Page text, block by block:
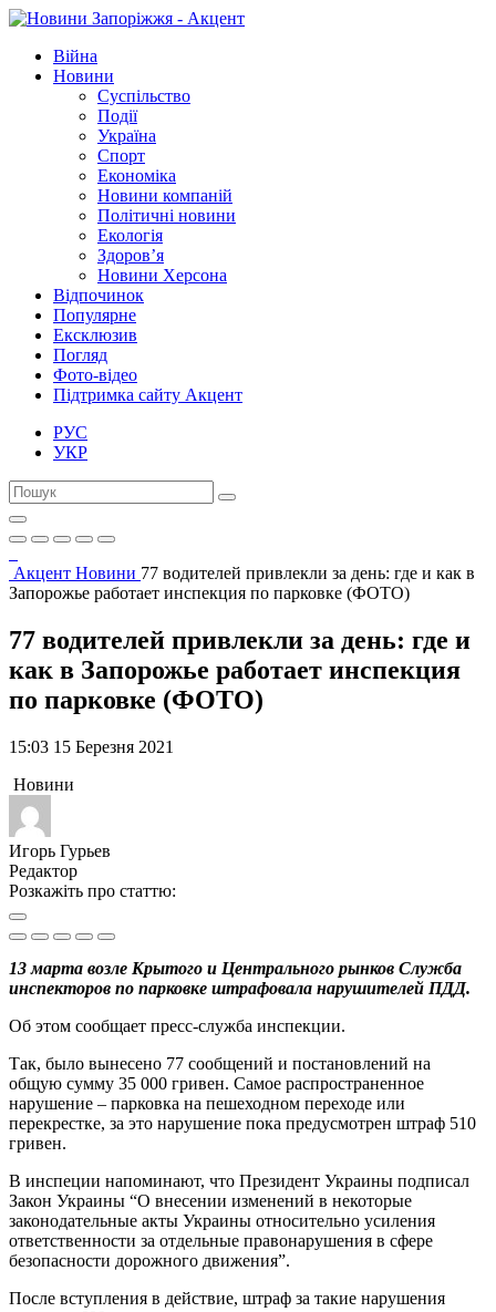
Війна
Новини
Суспільство
Події
Україна
Спорт
Економіка
Новини компаній
Політичні новини
Екологія
Здоров’я
Новини Херсона
Відпочинок
Популярне
Ексклюзив
Погляд
Фото-відео
Підтримка сайту Акцент
РУС
УКР
Акцент Новини 77 водителей привлекли за день: где и как в
Запорожье работает инспекция по парковке (ФОТО)
77 водителей привлекли за день: где и
как в Запорожье работает инспекция
по парковке (ФОТО)
15:03 15 Березня 2021
Новини
Игорь Гурьев
Редактор
Розкажіть про статтю:
13 марта возле Крытого и Центрального рынков Служба
инспекторов по парковке штрафовала нарушителей ПДД.
Об этом сообщает пресс-служба инспекции.
Так, было вынесено 77 сообщений и постановлений на
общую сумму 35 000 гривен. Самое распространенное
нарушение – парковка на пешеходном переходе или
перекрестке, за это нарушение пока предусмотрен штраф 510
гривен.
В инспеции напоминают, что Президент Украины подписал
Закон Украины “О внесении изменений в некоторые
законодательные акты Украины относительно усиления
ответственности за отдельные правонарушения в сфере
безопасности дорожного движения”.
После вступления в действие, штраф за такие нарушения